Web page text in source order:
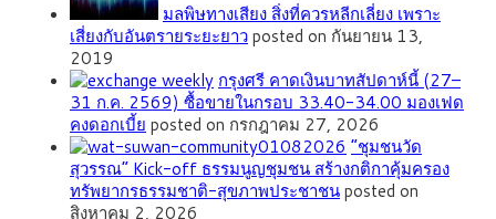
มลพิษทางเสียง สิ่งที่ควรหลีกเลี่ยง เพราะ
เสี่ยงกับอันตรายระยะยาวposted on กันยายน 13,
2019
กรุงศรี คาดเงินบาทสัปดาห์นี้ (27–
31 ก.ค. 2569) ซื้อขายในกรอบ 33.40-34.00 มองเฟด
คงดอกเบี้ย posted on กรกฎาคม 27, 2026
”ชุมชนวัด
สุวรรณ” Kick-off ธรรมนูญชุมชน สร้างกติกาคุ้มครอง
ทรัพยากรธรรมชาติ-สุขภาพประชาชนposted on
สิงหาคม 2, 2026